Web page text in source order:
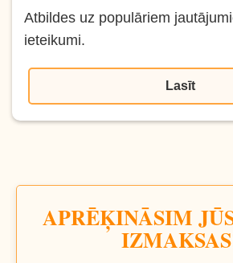
Atbildes uz populāriem
ieteikumi.
Lasīt
APRĒĶINĀSIM